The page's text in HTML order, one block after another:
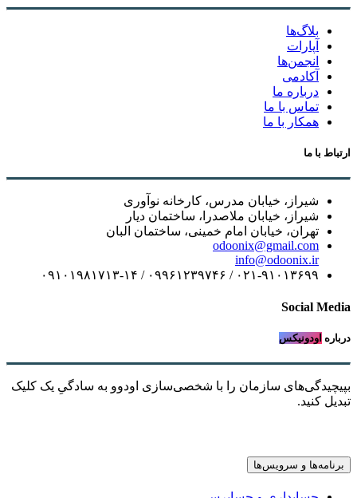
بلاگ‌ها
آپارات
انجمن‌ها
آکادمی
درباره ما
تماس با ما
همکار با ما
ارتباط با ما
شیراز، خیابان مدرس، کارخانه نوآوری
شیراز، خیابان ملاصدرا، ساختمان دیار
تهران، خیابان امام خمینی، ساختمان البان
odoonix@gmail.com
info@odoonix.ir
۰۲۱-۹۱۰۱۳۶۹۹ / ۰۹۹۶۱۲۳۹۷۴۶ / ۰۹۱۰۱۹۸۱۷۱۳-۱۴
Social Media
درباره اودونیکس
بپیچیدگی‌های سازمان را با شخصی‌سازی اودوو به سادگیِ یک کلیک
تبدیل کنید.
برنامه‌ها و سرویس‌ها